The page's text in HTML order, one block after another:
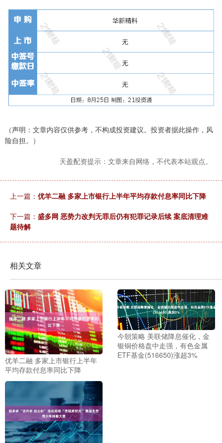
（声明：文章内容仅供参考，不构成投资建议。投资者据此操作，风
险自担。）
天盈配资提示：文章来自网络，不代表本站观点。
上一篇： 优羊二融 多家上市银行上半年平均存款付息率同比下降
下一篇： 盛多网 恶势力改判无罪后仍有犯罪记录后续 案底清理难
题待解
相关文章
优羊二融 多家上市银行上半年
平均存款付息率同比下降
今朝策略 美联储降息催化，金
银铜价格盘中走强，有色金属
ETF基金(516650)涨超3%